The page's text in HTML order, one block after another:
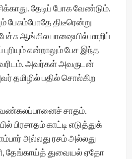
தேடிப் போக வேண்டும்.
திடீரென்று
ஆங்கில பாஷையில் மாறிப்
என்றாலும் பேச இந்த
அவர்கள் அவருடன்
தமிழில் பதில் சொல்கிற
சாதம்.
பிரசாதம் காட்டி எடுத்துக்
அல்லது ரசம் அல்லது
தேங்காய்த் துவையல் ஏதோ